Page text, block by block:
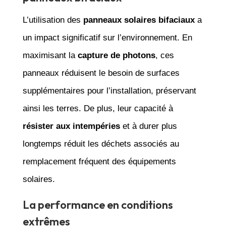
L’utilisation des panneaux solaires bifaciauxa
un impact significatif sur l’environnement. En
maximisant la capture de photons, ces
panneaux réduisent le besoin de surfaces
supplémentaires pour l’installation, préservant
ainsi les terres. De plus, leur capacité à
résister aux intempérieset à durer plus
longtemps réduit les déchets associés au
remplacement fréquent des équipements
solaires.
La performance en conditions
extrêmes